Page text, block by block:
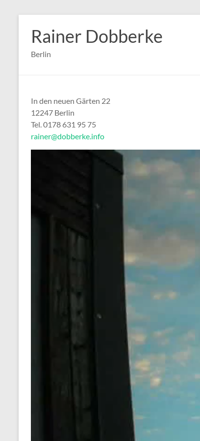
Inhalt
springen
Rainer Dobberke
Berlin
In den neuen Gärten 22
12247 Berlin
Tel. 0178 631 95 75
rainer@dobberke.info